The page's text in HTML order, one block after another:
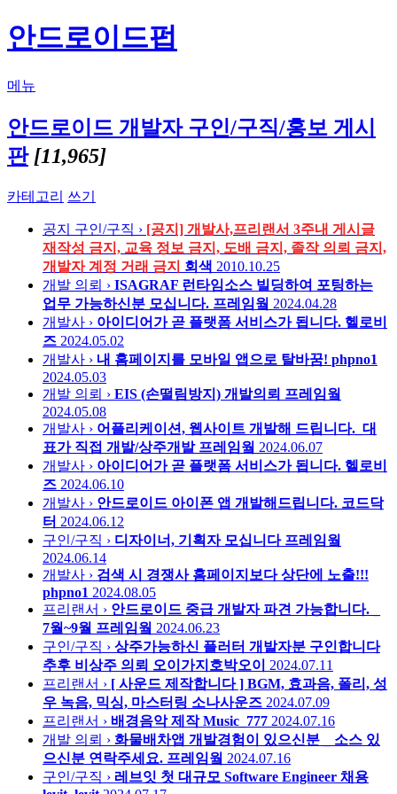
안드로이드펍
메뉴
안드로이드 개발자 구인/구직/홍보 게시
판 [11,965]
카테고리 쓰기
공지 구인/구직 › [공지] 개발사,프리랜서 3주내 게시글
재작성 금지, 교육 정보 금지, 도배 금지, 졸작 의뢰 금지,
개발자 계정 거래 금지 회색 2010.10.25
개발 의뢰 › ISAGRAF 런타임소스 빌딩하여 포팅하는
업무 가능하신분 모십니다. 프레임웤 2024.04.28
개발사 › 아이디어가 곧 플랫폼 서비스가 됩니다. 헬로비
즈 2024.05.02
개발사 › 내 홈페이지를 모바일 앱으로 탈바꿈! phpno1
2024.05.03
개발 의뢰 › EIS (손떨림방지) 개발의뢰 프레임웤
2024.05.08
개발사 › 어플리케이션, 웹사이트 개발해 드립니다._대
표가 직접 개발/상주개발 프레임웤 2024.06.07
개발사 › 아이디어가 곧 플랫폼 서비스가 됩니다. 헬로비
즈 2024.06.10
개발사 › 안드로이드 아이폰 앱 개발해드립니다. 코드닥
터 2024.06.12
구인/구직 › 디자이너, 기획자 모십니다 프레임웤
2024.06.14
개발사 › 검색 시 경쟁사 홈페이지보다 상단에 노출!!!
phpno1 2024.08.05
프리랜서 › 안드로이드 중급 개발자 파견 가능합니다. _
7월~9월 프레임웤 2024.06.23
구인/구직 › 상주가능하신 플러터 개발자분 구인합니다
추후 비상주 의뢰 오이가지호박오이
2024.07.11
프리랜서 › [ 사운드 제작합니다 ] BGM, 효과음, 폴리, 성
우 녹음, 믹싱, 마스터링 소나사운즈 2024.07.09
프리랜서 › 배경음악 제작 Music_777 2024.07.16
개발 의뢰 › 화물배차앱 개발경험이 있으신분 _ 소스 있
으신분 연락주세요. 프레임웤 2024.07.16
구인/구직 › 레브잇 첫 대규모 Software Engineer 채용